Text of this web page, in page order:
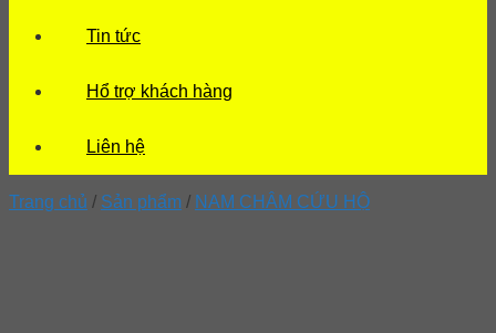
Tin tức
Hổ trợ khách hàng
Liên hệ
Trang chủ / Sản phẩm / NAM CHÂM CỨU HỘ